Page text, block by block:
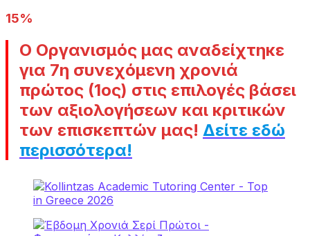
15%
Ο Οργανισμός μας αναδείχτηκε
για 7η συνεχόμενη χρονιά
πρώτος (1ος) στις επιλογές βάσει
των αξιολογήσεων και κριτικών
των επισκεπτών μας! Δείτε εδώ
περισσότερα!